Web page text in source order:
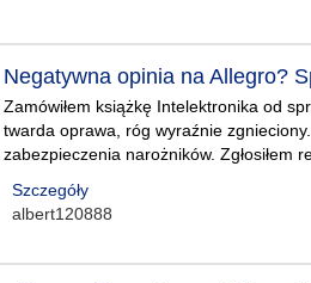
Negatywna opinia na Allegro?
Zamówiłem książkę Intelektronika od
twarda oprawa, róg wyraźnie
zabezpieczenia narożników. Zgłosiłem
Szczegóły
albert120888